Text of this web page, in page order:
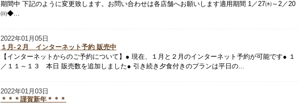
期間中 下記のように変更致します。お問い合わせは各店舗へお願いします適用期間 1／27㈭～2／20
㈰◆...
2022年01月05日
１月-２月 インターネット予約 販売中
【インターネットからのご予約について】● 現在、１月と２月のインターネット予約が可能です● １
／１１～１３ 本日 販売数を追加しました● 引き続き夕食付きのプランは平日の...
2022年01月03日
＊＊＊謹賀新年＊＊＊